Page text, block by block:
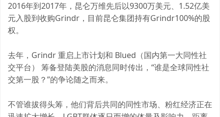
2016年到2017年，昆仑万维先后以9300万美元、1.52亿美
元入股到收购Grindr，目前昆仑集团持有Grindr100%的股
权。
去年，Grindr 重启上市计划和 Blued（国内第一大同性社
交平台） 筹备登陆美股的消息同时传出，“谁是全球同性社
交第一股？”的争论随之而来。
不管谁拔得头筹，他们背后共同的同性市场、粉红经济正在